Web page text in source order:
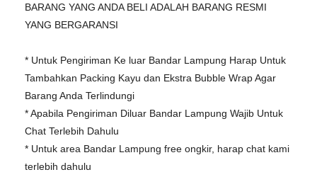
BARANG YANG ANDA BELI ADALAH BARANG RESMI
YANG BERGARANSI
* Untuk Pengiriman Ke luar Bandar Lampung Harap Untuk
Tambahkan Packing Kayu dan Ekstra Bubble Wrap Agar
Barang Anda Terlindungi
* Apabila Pengiriman Diluar Bandar Lampung Wajib Untuk
Chat Terlebih Dahulu
* Untuk area Bandar Lampung free ongkir, harap chat kami
terlebih dahulu